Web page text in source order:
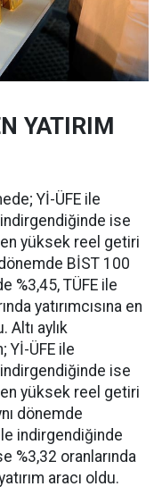
YATIRIM
Yİ-ÜFE ile
ise
en yüksek reel getiri
dönemde BİST 100
%3,45, TÜFE ile
yatırımcısına en
Altı aylık
Yİ-ÜFE ile
ise
en yüksek reel getiri
dönemde
indirgendiğinde
%3,32 oranlarında
aracı oldu.